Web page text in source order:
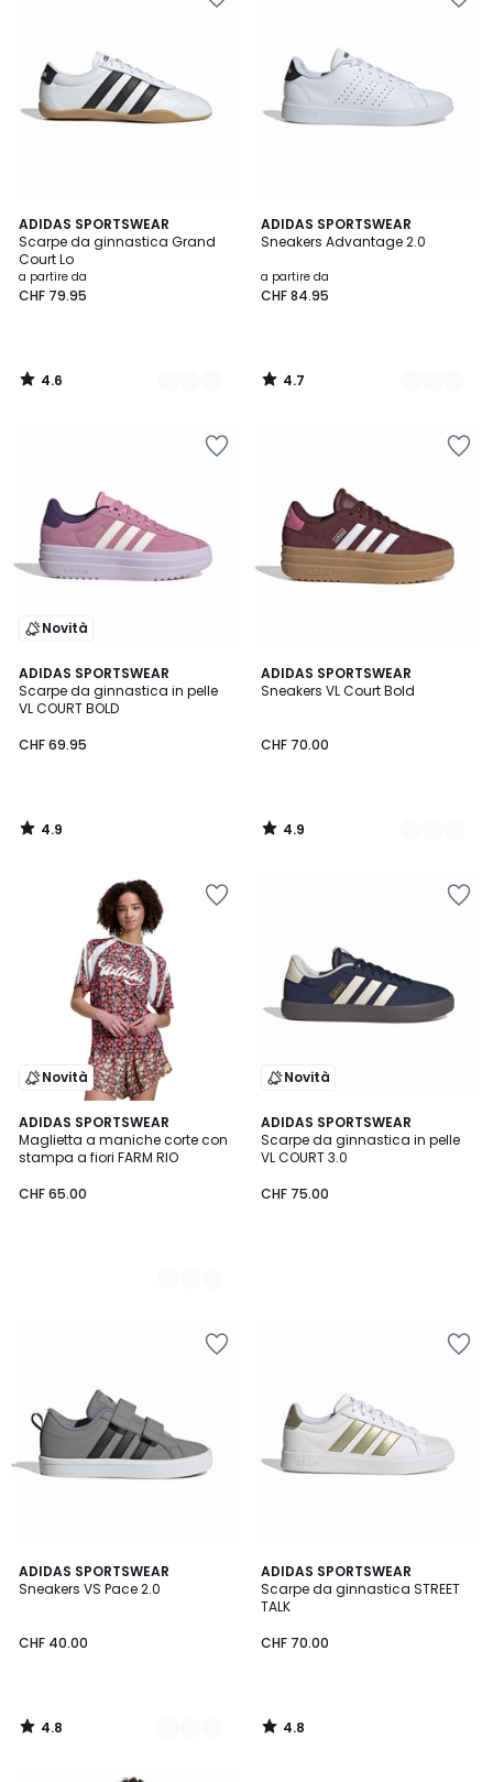
ADIDAS SPORTSWEAR
Scarpe da ginnastica Grand
Court Lo
a partire da
CHF 79.95
4.6
/ 5
3
Colori
4.6
/
ADIDAS SPORTSWEAR
Sneakers Advantage 2.0
a partire da
CHF 84.95
4.7
/ 5
2
Colori
4.7
/
Novità
ADIDAS SPORTSWEAR
Scarpe da ginnastica in pelle
VL COURT BOLD
CHF 69.95
4.9
/ 5
4.9
/
ADIDAS SPORTSWEAR
Sneakers VL Court Bold
CHF 70.00
4.9
/ 5
2
Colori
4.9
/
Novità
ADIDAS SPORTSWEAR
Maglietta a maniche corte con
stampa a fiori FARM RIO
CHF 65.00
2
Colori
Novità
ADIDAS SPORTSWEAR
Scarpe da ginnastica in pelle
VL COURT 3.0
CHF 75.00
ADIDAS SPORTSWEAR
Sneakers VS Pace 2.0
CHF 40.00
4.8
/ 5
2
Colori
4.8
/
ADIDAS SPORTSWEAR
Scarpe da ginnastica STREET
TALK
CHF 70.00
4.8
/ 5
4.8
/